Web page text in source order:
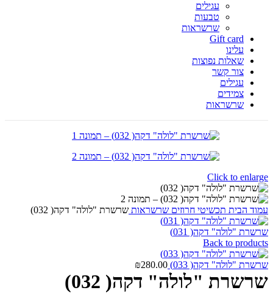
עגילים
טבעות
שרשראות
Gift card
עלינו
שאלות נפוצות
צור קשר
עגילים
צמידים
שרשראות
Click to enlarge
עמוד הבית תכשיטי חרוזים שרשראות שרשרת "לולה" דקה( 032)
שרשרת "לולה" דקה( 031)
Back to products
שרשרת "לולה" דקה( 033) ₪280.00
שרשרת "לולה" דקה( 032)